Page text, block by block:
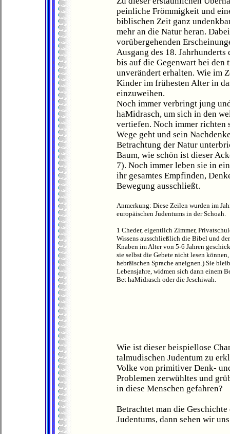
peinliche Frömmigkeit und
biblischen Zeit ganz
mehr an die Natur heran.
vorübergehenden
Ausgang des 18.
bis auf die Gegenwart bei den
unverändert erhalten. Wie im
Kinder im frühesten Alter in
einzuweihen.
Noch immer verbringt jung
haMidrasch, um sich in den
vertiefen. Noch immer richten
Wege geht und sein
Betrachtung der Natur
Baum, wie schön ist dieser
7). Noch immer leben sie in
ihr gesamtes Empfinden,
Bewegung ausschließt.
Anmerkung: Diese Zeilen wurden im
europäischen Judentums in der Schoah.
1 Cheder, eigentlich Zimmer,
Wissens ausschließlich die Bibel und
Knaben im Alter von 5-6 Jahren
sie selbst die Gebete nicht lesen
hebräischen Sprache aneignen.) Sie
Lebensjahre, widmen sich dann einem
Bet haMidrasch oder die Jeschiwah.
Wie ist dieser beispiellose
talmudischen Judentum zu
Volke von primitiver Denk-
Problemen zerwühltes und
in diese Menschen gefahren?
Betrachtet man die
Judentums, dann sehen wir